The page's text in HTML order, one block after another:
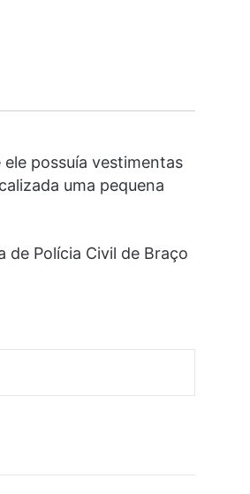
possuía vestimentas
uma pequena
Polícia Civil de Braço